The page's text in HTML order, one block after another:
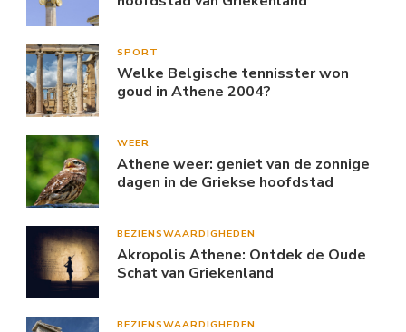
SPORT
Welke Belgische tennisster won
goud in Athene 2004?
WEER
Athene weer: geniet van de zonnige
dagen in de Griekse hoofdstad
BEZIENSWAARDIGHEDEN
Akropolis Athene: Ontdek de Oude
Schat van Griekenland
BEZIENSWAARDIGHEDEN